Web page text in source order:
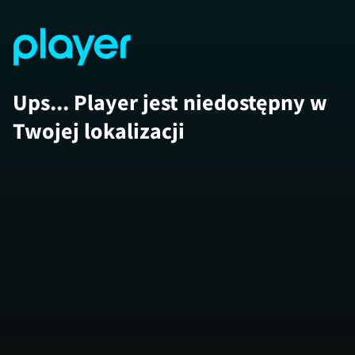
Ups... Player jest niedostępny w
Twojej lokalizacji